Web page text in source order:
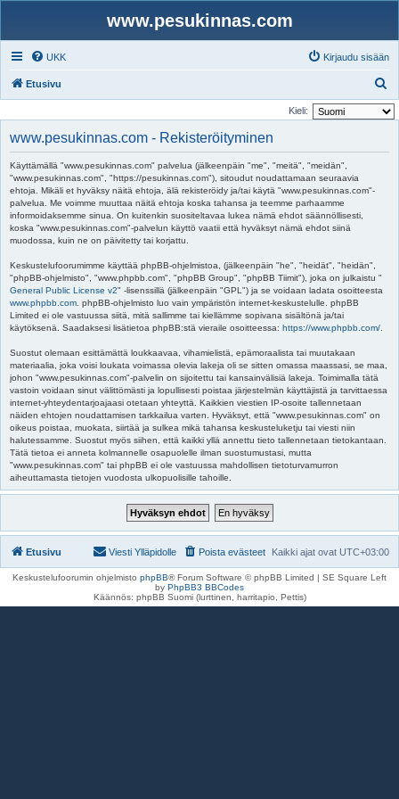
www.pesukinnas.com
UKK Kirjaudu sisään
Etusivu
t
Kieli:
www.pesukinnas.com - Rekisteröityminen
Käyttämällä "www.pesukinnas.com" palvelua (jälkeenpäin "me", "meitä", "meidän",
"www.pesukinnas.com", "https://pesukinnas.com"), sitoudut noudattamaan seuraavia
ehtoja. Mikäli et hyväksy näitä ehtoja, älä rekisteröidy ja/tai käytä "www.pesukinnas.com"-
palvelua. Me voimme muuttaa näitä ehtoja koska tahansa ja teemme parhaamme
informoidaksemme sinua. On kuitenkin suositeltavaa lukea nämä ehdot säännöllisesti,
koska "www.pesukinnas.com"-palvelun käyttö vaatii että hyväksyt nämä ehdot siinä
muodossa, kuin ne on päivitetty tai korjattu.
Keskustelufoorumimme käyttää phpBB-ohjelmistoa, (jälkeenpäin "he", "heidät", "heidän",
"phpBB-ohjelmisto", "www.phpbb.com", "phpBB Group", "phpBB Tiimit"), joka on julkaistu "
General Public License v2" -lisenssillä (jälkeenpäin "GPL") ja se voidaan ladata osoitteesta
www.phpbb.com . phpBB-ohjelmisto luo vain ympäristön internet-keskustelulle. phpBB
Limited ei ole vastuussa siitä, mitä sallimme tai kiellämme sopivana sisältönä ja/tai
käytöksenä. Saadaksesi lisätietoa phpBB:stä vieraile osoitteessa: https://www.phpbb.com/
Suostut olemaan esittämättä loukkaavaa, vihamielistä, epämoraalista tai muutakaan
materiaalia, joka voisi loukata voimassa olevia lakeja oli se sitten omassa maassasi, se maa,
johon "www.pesukinnas.com"-palvelin on sijoitettu tai kansainvälisiä lakeja. Toimimalla tätä
vastoin voidaan sinut välittömästi ja lopullisesti poistaa järjestelmän käyttäjistä ja tarvittaessa
internet-yhteydentarjoajaasi otetaan yhteyttä. Kaikkien viestien IP-osoite tallennetaan
näiden ehtojen noudattamisen tarkkailua varten. Hyväksyt, että "www.pesukinnas.com" on
oikeus poistaa, muokata, siirtää ja sulkea mikä tahansa keskusteluketju tai viesti niin
halutessamme. Suostut myös siihen, että kaikki yllä annettu tieto tallennetaan tietokantaan.
Tätä tietoa ei anneta kolmannelle osapuolelle ilman suostumustasi, mutta
"www.pesukinnas.com" tai phpBB ei ole vastuussa mahdollisen tietoturvamurron
aiheuttamasta tietojen vuodosta ulkopuolisille tahoille.
Etusivu Kaikki ajat ovat UTC+03:00
Poista evästeet
Viesti Ylläpidolle
Keskustelufoorumin ohjelmisto phpBB® Forum Software © phpBB Limited | SE Square Left
by PhpBB3 BBCodes
Käännös: phpBB Suomi (lurttinen, harritapio, Pettis)